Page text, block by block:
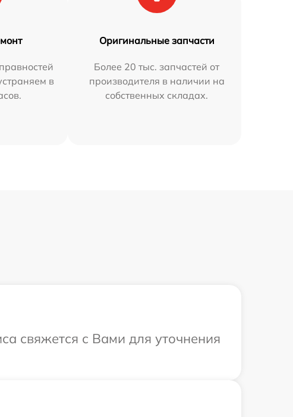
в
Оригинальные запчасти
Более 20 тыс. запчастей от
производителя в наличии на
собственных складах.
свяжется с Вами для уточнения